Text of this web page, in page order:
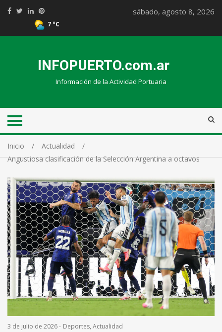
7 °C
sábado, agosto 8, 2026
INFOPUERTO.com.ar
Información de la Actividad Portuaria
Inicio
Actualidad
Angustiosa clasificación de la Selección Argentina a octavos
3 de julio de 2026- Deportes, Actualidad